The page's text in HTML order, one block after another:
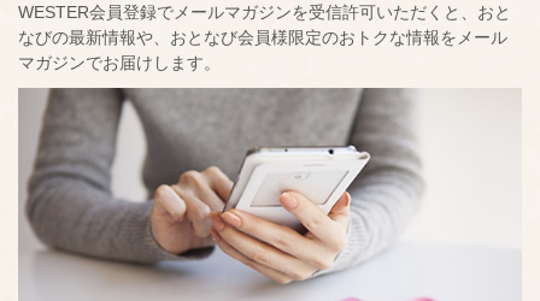
WESTER会員登録でメールマガジンを受信許可いただくと、おと
なびの最新情報や、おとなび会員様限定のおトクな情報をメール
マガジンでお届けします。